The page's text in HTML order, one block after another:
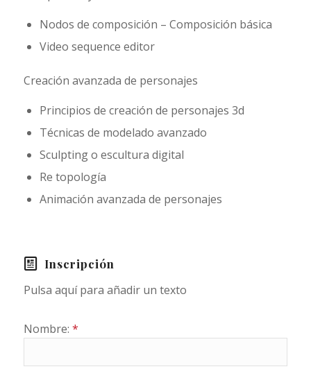
Nodos de composición – Composición básica
Video sequence editor
Creación avanzada de personajes
Principios de creación de personajes 3d
Técnicas de modelado avanzado
Sculpting o escultura digital
Re topología
Animación avanzada de personajes
Inscripción
Pulsa aquí para añadir un texto
Nombre: *